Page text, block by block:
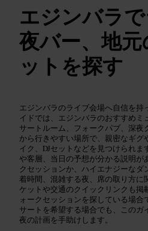
エジンバラ
夜バー、地
ットを探す
エジンバラのライブ会場へ自信を
イドでは、エジンバラのおすすめミ
サートルーム、フォークパブ、深夜
から行きやすい場所で、親密なギグ
イク、DJセットなどを見つけられ
や客層、当日の予想が分かる説明が
クセッションか、ハイエナジーな
着時間、混雑する夜、席の取り方に
ケットや交通のクイックリンクも掲
ォークセッションを探している場
サートを希望する場合でも、このガ
夜の計画を手助けします。